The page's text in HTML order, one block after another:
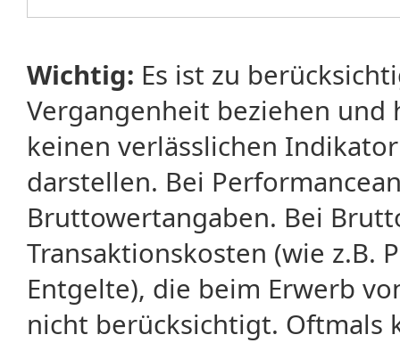
Wichtig: Es ist zu
Vergangenheit beziehen
keinen verlässlichen
darstellen. Bei
Bruttowertangaben. Bei
Transaktionskosten (wie z.B.
Entgelte), die beim Erwerb
nicht berücksichtigt. Oftmals